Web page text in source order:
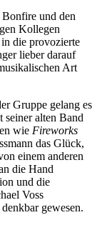
und den
Kollegen
die provozierte
lieber darauf
Art
Gruppe gelang es
seiner alten Band
wie Fireworks
das Glück,
einem anderen
die Hand
und die
Voss
gewesen.